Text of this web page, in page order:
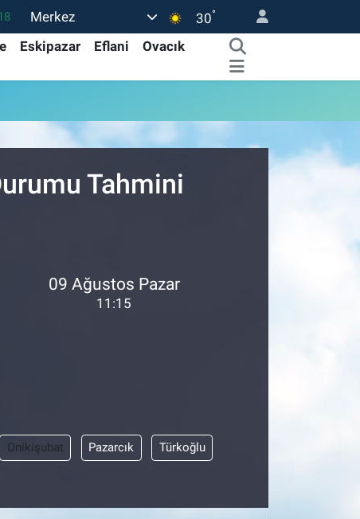
Merkez 30°
Eskipazar Eflani
Ovacık
Tahmini
09 Ağustos Pazar
11:15
Onikişubat Pazarcık Türkoğlu